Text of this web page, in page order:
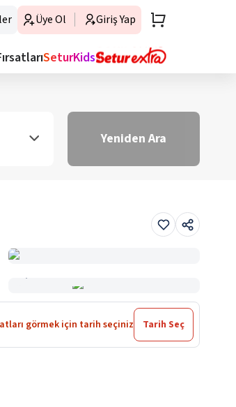
Üye Ol Giriş Yap
SeturKids
Yeniden Ara
görmek için tarih seçiniz Tarih Seç